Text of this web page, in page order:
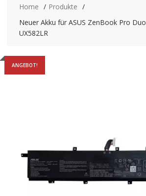
Home
Produkte
Neuer Akku für ASUS ZenBook Pro
UX582LR
ANGEBOT!